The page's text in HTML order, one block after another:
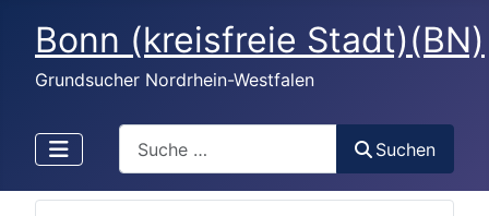
Bonn (kreisfreie Stadt)(BN)
Grundsucher Nordrhein-Westfalen
Suchen